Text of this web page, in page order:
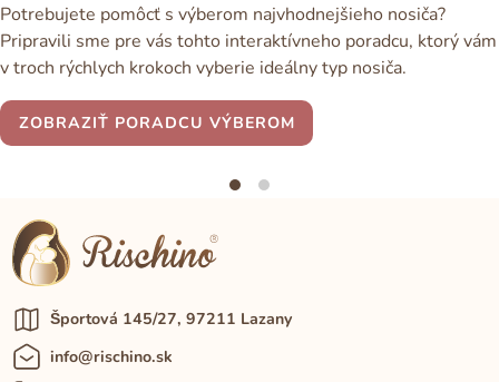
Potrebujete pomôcť s výberom najvhodnejšieho nosiča?
Pripravili sme pre vás tohto interaktívneho poradcu, ktorý vám
v troch rýchlych krokoch vyberie ideálny typ nosiča.
ZOBRAZIŤ PORADCU VÝBEROM
Športová 145/27, 97211 Lazany
info@rischino.sk